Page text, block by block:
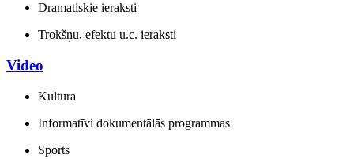
Dramatiskie ieraksti
Trokšņu, efektu u.c. ieraksti
Video
Kultūra
Informatīvi dokumentālās programmas
Sports